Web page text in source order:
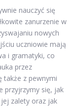
nauczyć się
zanurzenie w
nowych
uczniowie mają
i gramatyki, co
przez
także z pewnymi
przyjrzymy się, jak
zalety oraz jak